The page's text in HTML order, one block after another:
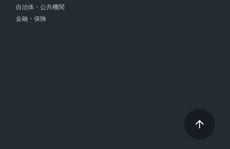
自治体・公共機関
金融・保険